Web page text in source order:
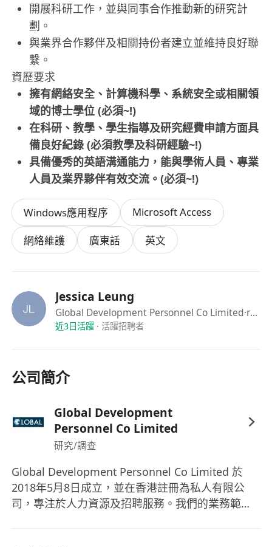
開展科研工作，並與同事合作推動新的研究計
劃。
與業界合作夥伴及相關持份者建立並維持良好聯
繫。
資歷要求
擁有網絡安全、計算機科學、系統安全或相關領
域的博士學位 (必須~!)
在科研、教學、學生指導及研究經費申請方面具
備良好紀錄 (必須教學及科研經驗~!)
具備優秀的英語溝通能力，能與學術人員、專業
人員及業界夥伴有效交流。(必須~!)
Windows應用程序 Microsoft Access
網絡維護 廣東話 英文
Jessica Leung
Global Development Personnel Co Limited·recruiter
近3日活躍· 活躍招聘者
公司簡介
Global Development
Personnel Co Limited
研究/調查
Global Development Personnel Co Limited 於
2018年5月8日成立，並在香港註冊為私人有限公
司，專注於人力資源及招聘服務。我們的業務範疇